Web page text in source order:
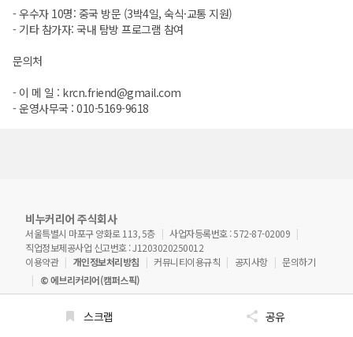
- 우수자 10명: 중국 방문 (3박4일, 숙식·교통 지원)
- 기타 참가자: 국내 탐방 프로그램 참여
문의처
- 이 메 일 : krcn.friend@gmail.com
- 운영사무국 : 010-5169-9618
스크랩 공유
비누커리어 주식회사
서울특별시 마포구 양화로 113, 5층
사업자등록번호 : 572-87-02009
직업정보제공사업 신고번호 : J1203020250012
이용약관
개인정보처리방침 커뮤니티이용규칙 공지사항
문의하기
© 에브리커리어(캠퍼스픽)